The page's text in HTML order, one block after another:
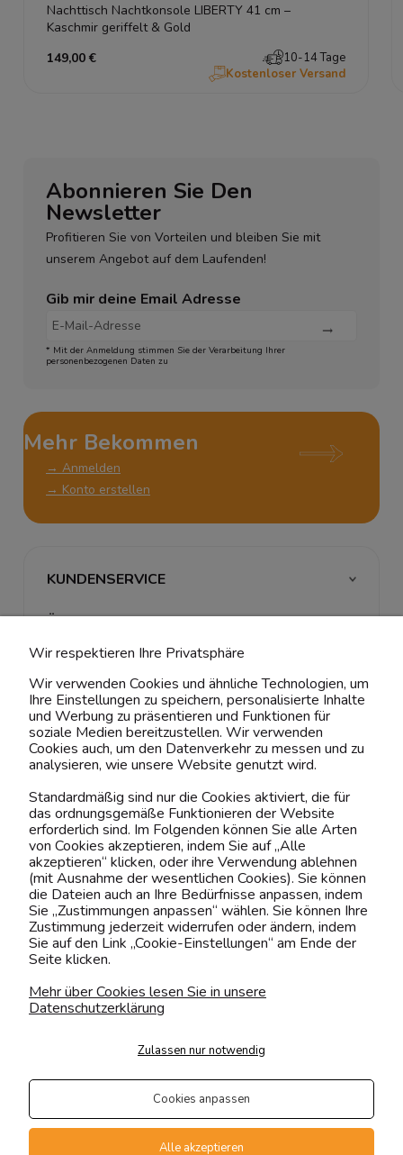
Nachttisch Nachtkonsole LIBERTY 41 cm –
Kaschmir geriffelt & Gold
149,00 €
10-14 Tage
Kostenloser Versand
Abonnieren Sie Den
Newsletter
Profitieren Sie von Vorteilen und bleiben Sie mit
unserem Angebot auf dem Laufenden!
Gib mir deine Email Adresse
* Mit der Anmeldung stimmen Sie der Verarbeitung Ihrer
personenbezogenen Daten zu
Mehr Bekommen
→ Anmelden
→ Konto erstellen
Kontaktiere uns!
0151 12200811
shop@yourhouse24.eu
Mo. - Fr. 07:00-15:00
KUNDENSERVICE
ÜBER UNS & RECHTLICHES
MEIN ACCOUNT
BELIEBTE KATEGORIEN
Transportarten
Der Versand erfolgt per
private Spedition
Geprüfte Präsenz
Wir respektieren Ihre Privatsphäre
Wir verwenden Cookies und ähnliche Technologien, um
Ihre Einstellungen zu speichern, personalisierte Inhalte
und Werbung zu präsentieren und Funktionen für
soziale Medien bereitzustellen. Wir verwenden
Cookies auch, um den Datenverkehr zu messen und zu
analysieren, wie unsere Website genutzt wird.
Standardmäßig sind nur die Cookies aktiviert, die für
das ordnungsgemäße Funktionieren der Website
erforderlich sind. Im Folgenden können Sie alle Arten
von Cookies akzeptieren, indem Sie auf „Alle
akzeptieren“ klicken, oder ihre Verwendung ablehnen
(mit Ausnahme der wesentlichen Cookies). Sie können
die Dateien auch an Ihre Bedürfnisse anpassen, indem
Sie „Zustimmungen anpassen“ wählen. Sie können Ihre
Zustimmung jederzeit widerrufen oder ändern, indem
Sie auf den Link „Cookie-Einstellungen“ am Ende der
Seite klicken.
Mehr über Cookies lesen Sie in unsere
Datenschutzerklärung
Zulassen nur notwendig
Cookies anpassen
Alle akzeptieren